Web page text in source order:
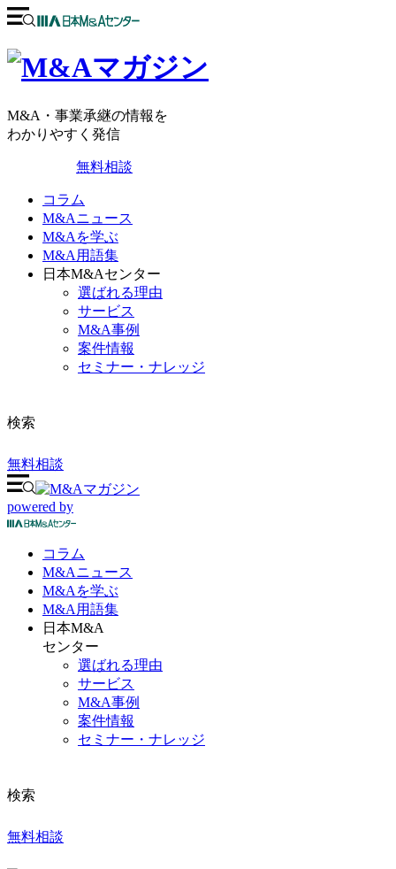
M&A・事業承継の情報を
わかりやすく発信
無料相談
コラム
M&Aニュース
M&Aを学ぶ
M&A用語集
日本M&Aセンター
選ばれる理由
サービス
M&A事例
案件情報
セミナー・ナレッジ
検索
無料相談
powered by
コラム
M&Aニュース
M&Aを学ぶ
M&A 用語集
日本M&A
センター
選ばれる理由
サービス
M&A事例
案件情報
セミナー・ナレッジ
検索
無料相談